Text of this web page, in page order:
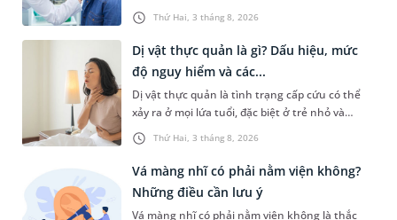
Thứ Hai, 3 tháng 8, 2026
khả năng giao tiếp, chức năng hô hấp và hoạt
động ăn uống. Tùy mức độ nghiêm trọng, bác sĩ
sẽ cân nhắc chỉ định điều trị nội khoa hoặc
ngoại khoa. Thực tế, chi phí điều trị liệt dây
thanh quản thường không quá cao nếu người
bệnh phát hiện và can thiệp sớm.
Thứ Hai, 3 tháng 8, 2026
Dị vật thực quản là gì? Dấu hiệu, mức
độ nguy hiểm và các...
Dị vật thực quản là tình trạng cấp cứu có thể
xảy ra ở mọi lứa tuổi, đặc biệt ở trẻ nhỏ và
người cao tuổi. Nếu không được phát hiện và
xử trí kịp thời, dị vật có thể gây tổn thương
thực quản, thậm chí dẫn đến nhiều biến chứng
nguy hiểm. Vậy khi bị mắc dị vật ở thực quản,
chúng ta cần xử trí như thế nào?
Vá màng nhĩ có phải nằm viện không?
Những điều cần lưu ý
Vá màng nhĩ có phải nằm viện không là thắc